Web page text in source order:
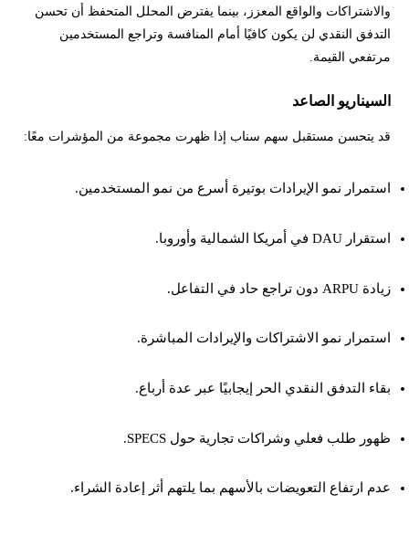
والاشتراكات والواقع المعزز، بينما يفترض المحلل المتحفظ أن تحسن
التدفق النقدي لن يكون كافيًا أمام المنافسة وتراجع المستخدمين
مرتفعي القيمة.
السيناريو الصاعد
قد يتحسن مستقبل سهم سناب إذا ظهرت مجموعة من المؤشرات معًا:
استمرار نمو الإيرادات بوتيرة أسرع من نمو المستخدمين.
استقرار DAU في أمريكا الشمالية وأوروبا.
زيادة ARPU دون تراجع حاد في التفاعل.
استمرار نمو الاشتراكات والإيرادات المباشرة.
بقاء التدفق النقدي الحر إيجابيًا عبر عدة أرباع.
ظهور طلب فعلي وشراكات تجارية حول SPECS.
عدم ارتفاع التعويضات بالأسهم بما يلتهم أثر إعادة الشراء.